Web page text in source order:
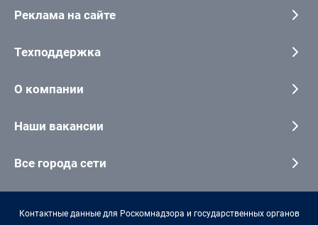
Реклама на сайте
Техподдержка
О компании
Наши вакансии
Все города сети
Контактные данные для Роскомнадзора и государственных органов